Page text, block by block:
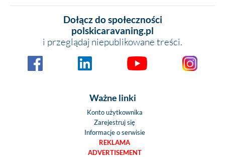
Dołącz do społeczności
polskicaravaning.pl
i przeglądaj niepublikowane treści.
Ważne linki
Konto użytkownika
Zarejestruj się
Informacje o serwisie
REKLAMA
ADVERTISEMENT